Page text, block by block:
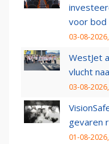
voor bod
03-08-
WestJet
vlucht
03-08-
gevaren
01-08-